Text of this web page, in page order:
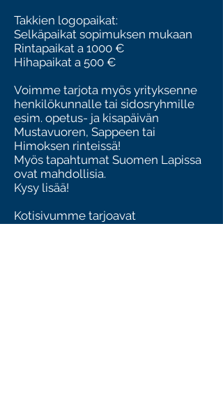
Takkien logopaikat:
Selkäpaikat sopimuksen mukaan
Rintapaikat a 1000 €
Hihapaikat a 500 €
Voimme tarjota myös yrityksenne
henkilökunnalle tai sidosryhmille
esim. opetus- ja kisapäivän
Mustavuoren, Sappeen tai
Himoksen rinteissä!
Myös tapahtumat Suomen Lapissa
ovat mahdollisia.
Kysy lisää!
Kotisivumme tarjoavat